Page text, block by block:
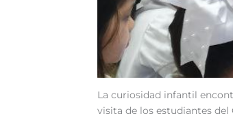
La curiosidad infantil
visita de los estudiantes